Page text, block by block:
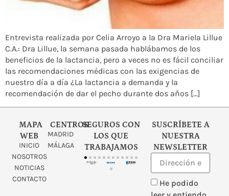
Entrevista realizada por Celia Arroyo a la Dra Mariela Lillue
C.A.: Dra Lillue, la semana pasada hablábamos de los
beneficios de la lactancia, pero a veces no es fácil conciliar
las recomendaciones médicas con las exigencias de
nuestro día a día ¿La lactancia a demanda y la
recomendación de dar el pecho durante dos años […]
MAPA
WEB
INICIO
NOSOTROS
NOTICIAS
CONTACTO
CENTROS
MADRID
MÁLAGA
SEGUROS CON
LOS QUE
TRABAJAMOS
SUSCRÍBETE A
NUESTRA
NEWSLETTER
He podido